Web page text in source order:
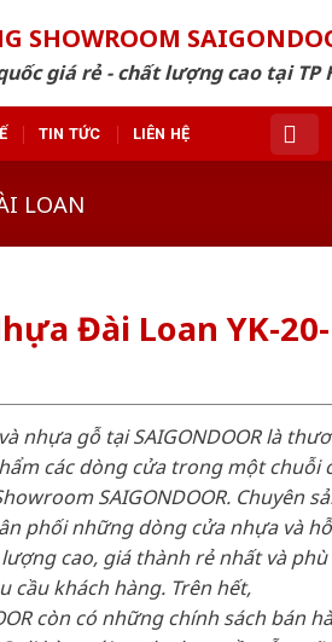
SHOWROOM
giá rẻ - chất lượng cao tại TP
TIN TỨC LIÊN HỆ
LOAN
Đài Loan YK-20-
nhựa gỗ tại SAIGONDOOR là
các dòng cửa trong một chuỗi
SAIGONDOOR. Chuyên
phối những dòng cửa nhựa và
cao, giá thành rẻ nhất và
cầu khách hàng. Trên hết,
còn có những chính sách bán